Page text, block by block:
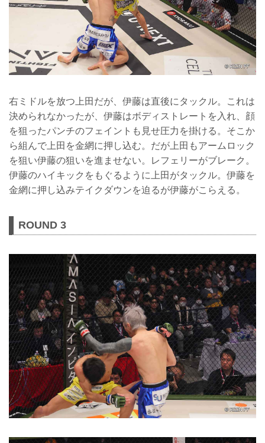
右ミドルを放つ上田だが、伊藤は直後にタックル。これは
決められなかったが、伊藤はボディストレートを入れ、顔
を狙ったパンチのフェイントも見せ圧力を掛ける。そこか
ら組んで上田を金網に押し込む。だが上田もアームロック
を狙い伊藤の狙いを進ませない。レフェリーがブレーク。
伊藤のハイキックをもぐるように上田がタックル。伊藤を
金網に押し込みテイクダウンを迫るが伊藤がこらえる。
ROUND 3